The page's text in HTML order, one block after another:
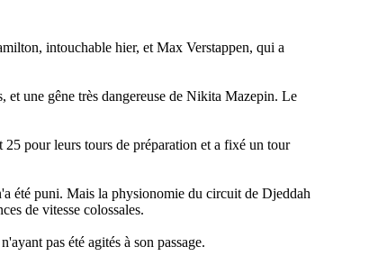
intouchable hier, et Max Verstappen, qui a
une gêne très dangereuse de Nikita Mazepin. Le
pour leurs tours de préparation et a fixé un tour
été puni. Mais la physionomie du circuit de Djeddah
de vitesse colossales.
pas été agités à son passage.